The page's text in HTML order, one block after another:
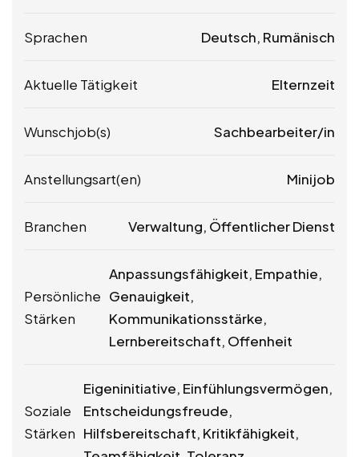
Sprachen Deutsch, Rumänisch
Aktuelle Tätigkeit Elternzeit
Wunschjob(s) Sachbearbeiter/in
Anstellungsart(en) Minijob
Branchen Verwaltung, Öffentlicher Dienst
Persönliche
Stärken
Anpassungsfähigkeit, Empathie,
Genauigkeit,
Kommunikationsstärke,
Lernbereitschaft, Offenheit
Soziale
Stärken
Eigeninitiative, Einfühlungsvermögen,
Entscheidungsfreude,
Hilfsbereitschaft, Kritikfähigkeit,